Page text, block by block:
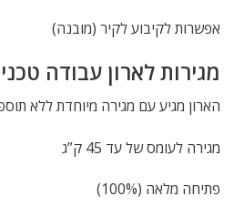
אפשרות לקיבוע לקיר (מובנה)
מגירות לארון עבודה טכני
הארון מגיע עם מגירה מיוחדת ללא
מגירה לעומס של עד 45 ק”ג
פתיחה מלאה (100%)